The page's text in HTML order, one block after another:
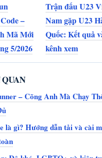
–
Mã Mới
5/2026
Trận đấu U23
Nam gặp U23
Quốc: Kết quả
kênh xem
– Cõng Anh Mà Chạy
là gì? Hướng dẫn tải và cài